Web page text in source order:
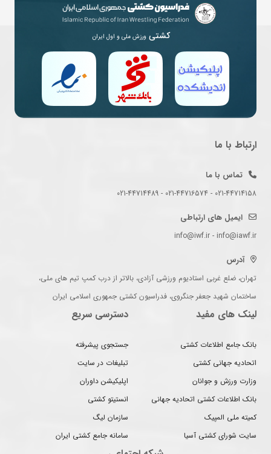
کشتی ورزش ملی و اول ایران
ارتباط با ما
تماس با ما
021-44714158 - 021-44716574 - 021-44714489
ایمیل های ارتباطی
info@iwf.ir - info@iawf.ir
آدرس
تهران، ضلع غربی استادیوم ورزشی آزادی، بالاتر از درب کمپ تیم های ملی،
ساختمان شهید جعفر جنگروی، فدراسیون کشتی جمهوری اسلامی ایران
لینک های مفید
بانک جامع اطلاعات کشتی
اتحادیه جهانی کشتی
وزارت ورزش و جوانان
بانک اطلاعات کشتی اتحادیه جهانی
کمیته ملی المپیک
سایت شورای کشتی آسیا
دسترسی سریع
جستجوی پیشرفته
تبلیغات در سایت
اپلیکیشن داوران
انستیتو کشتی
سازمان لیگ
سامانه جامع کشتی ایران